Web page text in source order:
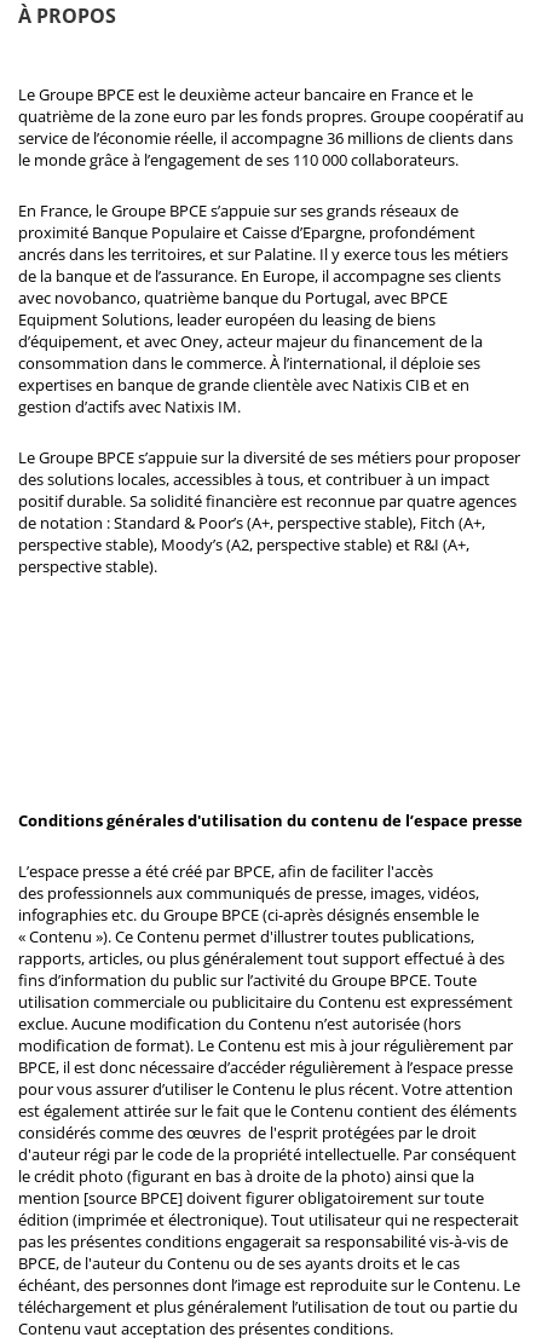
À PROPOS
Le Groupe BPCE est le deuxième acteur bancaire en France et le
quatrième de la zone euro par les fonds propres. Groupe coopératif au
service de l’économie réelle, il accompagne 36 millions de clients dans
le monde grâce à l’engagement de ses 110 000 collaborateurs.
En France, le Groupe BPCE s’appuie sur ses grands réseaux de
proximité Banque Populaire et Caisse d’Epargne, profondément
ancrés dans les territoires, et sur Palatine. Il y exerce tous les métiers
de la banque et de l’assurance. En Europe, il accompagne ses clients
avec novobanco, quatrième banque du Portugal, avec BPCE
Equipment Solutions, leader européen du leasing de biens
d’équipement, et avec Oney, acteur majeur du financement de la
consommation dans le commerce. À l’international, il déploie ses
expertises en banque de grande clientèle avec Natixis CIB et en
gestion d’actifs avec Natixis IM.
Le Groupe BPCE s’appuie sur la diversité de ses métiers pour proposer
des solutions locales, accessibles à tous, et contribuer à un impact
positif durable. Sa solidité financière est reconnue par quatre agences
de notation : Standard & Poor’s (A+, perspective stable), Fitch (A+,
perspective stable), Moody’s (A2, perspective stable) et R&I (A+,
perspective stable).
Conditions générales d'utilisation du contenu de l’espace presse
L’espace presse a été créé par BPCE, afin de faciliter l'accès
des professionnels aux communiqués de presse, images, vidéos,
infographies etc. du Groupe BPCE (ci-après désignés ensemble le
« Contenu »). Ce Contenu permet d'illustrer toutes publications,
rapports, articles, ou plus généralement tout support effectué à des
fins d’information du public sur l’activité du Groupe BPCE. Toute
utilisation commerciale ou publicitaire du Contenu est expressément
exclue. Aucune modification du Contenu n’est autorisée (hors
modification de format). Le Contenu est mis à jour régulièrement par
BPCE, il est donc nécessaire d’accéder régulièrement à l’espace presse
pour vous assurer d’utiliser le Contenu le plus récent. Votre attention
est également attirée sur le fait que le Contenu contient des éléments
considérés comme des œuvres de l'esprit protégées par le droit
d'auteur régi par le code de la propriété intellectuelle. Par conséquent
le crédit photo (figurant en bas à droite de la photo) ainsi que la
mention [source BPCE] doivent figurer obligatoirement sur toute
édition (imprimée et électronique). Tout utilisateur qui ne respecterait
pas les présentes conditions engagerait sa responsabilité vis-à-vis de
BPCE, de l'auteur du Contenu ou de ses ayants droits et le cas
échéant, des personnes dont l’image est reproduite sur le Contenu. Le
téléchargement et plus généralement l’utilisation de tout ou partie du
Contenu vaut acceptation des présentes conditions.